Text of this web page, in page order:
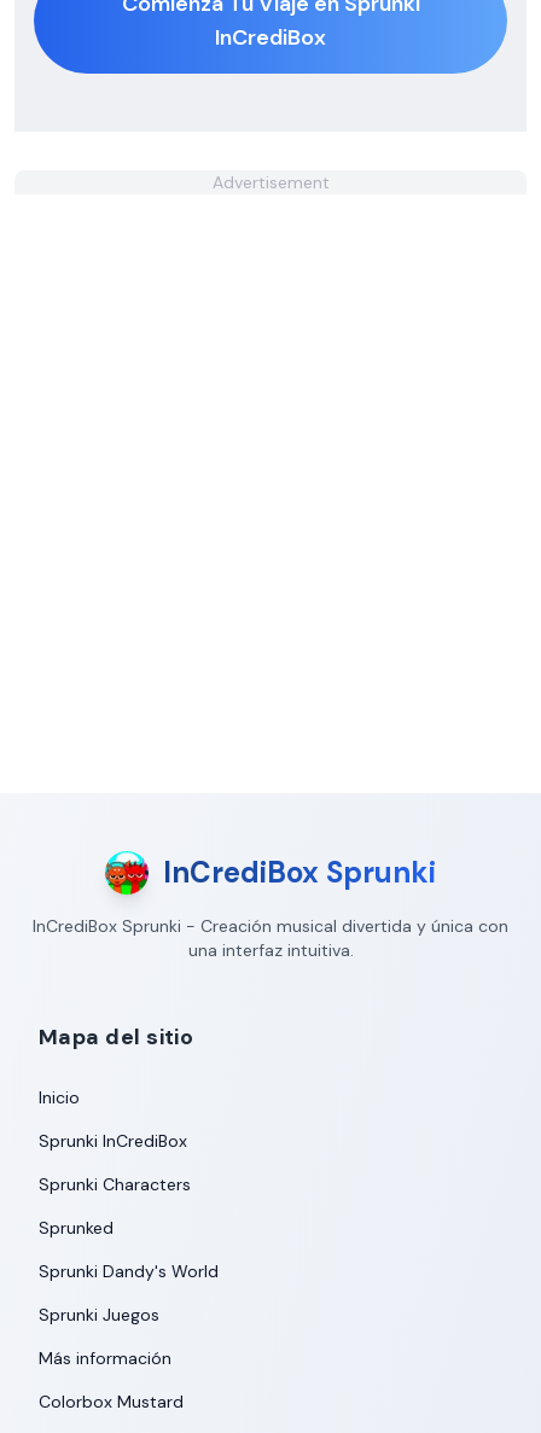
InCrediBox
Advertisement
InCrediBox Sprunki
InCrediBox Sprunki - Creación musical divertida y única con
una interfaz intuitiva.
Mapa del sitio
Inicio
Sprunki InCrediBox
Sprunki Characters
Sprunked
Sprunki Dandy's World
Sprunki Juegos
Más información
Colorbox Mustard